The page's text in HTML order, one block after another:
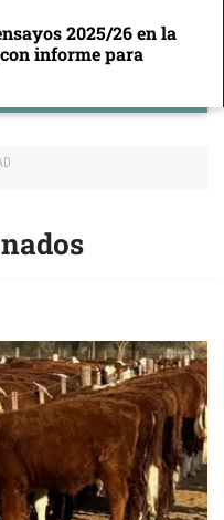
2025/26 en la
informe para